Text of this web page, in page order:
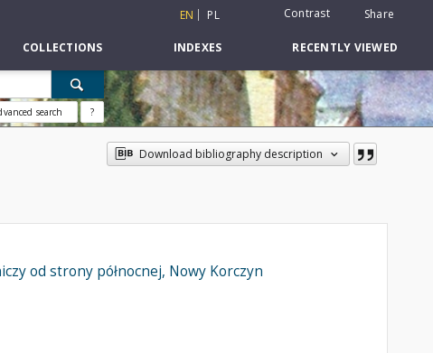
EN PL Contrast Share
COLLECTIONS INDEXES RECENTLY VIEWED
search ?
Download bibliography description
od strony północnej, Nowy Korczyn